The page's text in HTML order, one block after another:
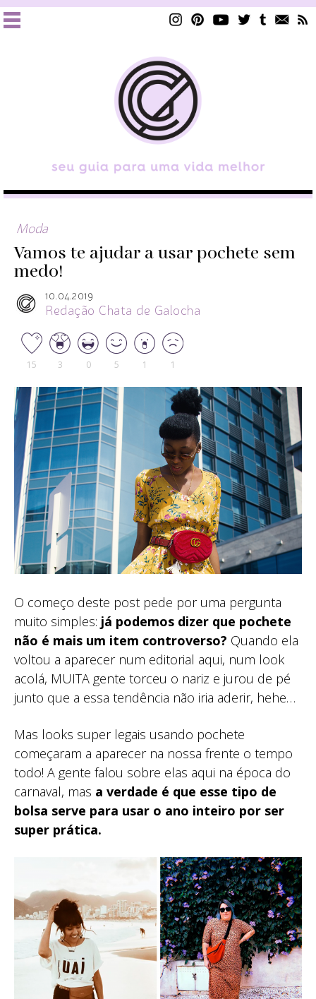
Moda
Vamos te ajudar a usar pochete sem
medo!
10.04.2019
Redação Chata de Galocha
15 3 0 5 1 1
O começo deste post pede por uma pergunta
muito simples: já podemos dizer que pochete
não é mais um item controverso? Quando ela
voltou a aparecer num editorial aqui, num look
acolá, MUITA gente torceu o nariz e jurou de pé
junto que a essa tendência não iria aderir, hehe…
Mas looks super legais usando pochete
começaram a aparecer na nossa frente o tempo
todo! A gente falou sobre elas aqui na época do
carnaval, mas a verdade é que esse tipo de
bolsa serve para usar o ano inteiro por ser
super prática.